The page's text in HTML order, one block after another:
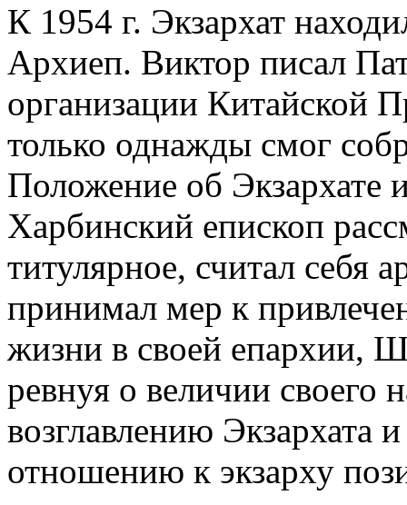
К 1954 г. Экзархат
Архиеп. Виктор писал
организации Китайской
только однажды смог
Положение об Экзархате
Харбинский епископ
титулярное, считал себя
принимал мер к
жизни в своей епархии,
ревнуя о величии своего
возглавлению Экзархата
отношению к экзарху